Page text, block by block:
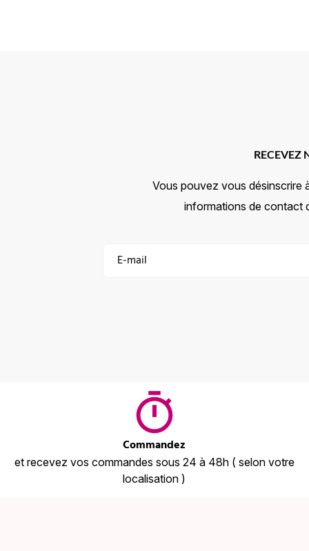
RECEVEZ
Vous pouvez vous désinscrire
informations de contact
Commandez
et recevez vos commandes sous 24 à 48h ( selon votre
localisation )